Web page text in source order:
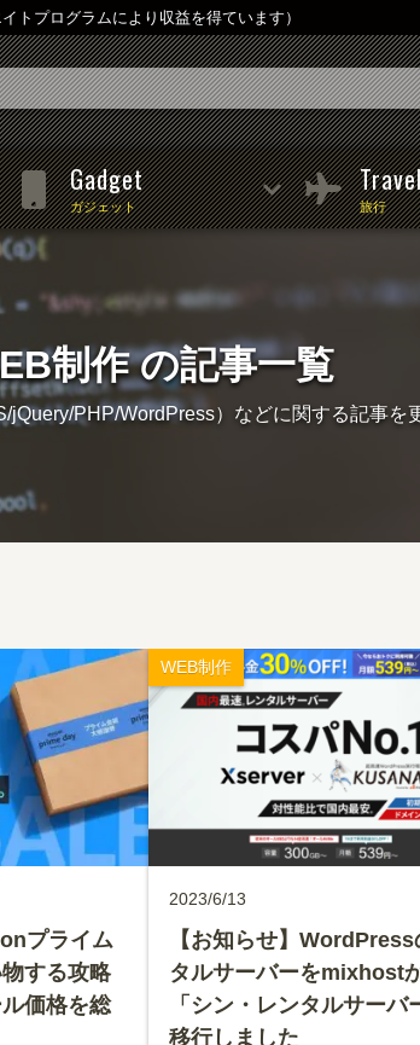
トプログラムにより収益を得ています）
Gadget
ガジェット 旅行
制作 の記事一覧
PHP/WordPress）などに関する記事を
プライム
する攻略
価格を総
WEB制作
2023/6/13
【お知らせ】
タルサーバーをmixhost
「シン・レンタルサーバ
移行しました